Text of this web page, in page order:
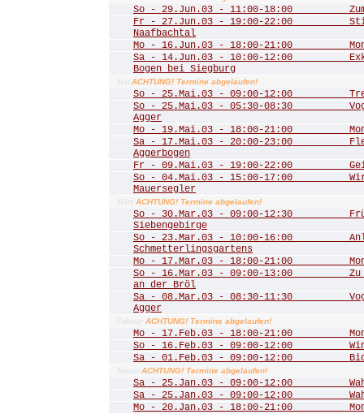
So - 29.Jun.03 - 11:00-18:00 Zum
Fr - 27.Jun.03 - 19:00-22:00
Naafbachtal
Mo - 16.Jun.03 - 18:00-21:00
Sa - 14.Jun.03 - 10:00-12:00
Bogen bei Siegburg
Mai ACHTUNG! Termine abgelaufen!
So - 25.Mai.03 - 09:00-12:00
So - 25.Mai.03 - 05:30-08:30
Agger
Mo - 19.Mai.03 - 18:00-21:00
Sa - 17.Mai.03 - 20:00-23:00
Aggerbogen
Fr - 09.Mai.03 - 19:00-22:00
So - 04.Mai.03 - 15:00-17:00 Wir
Mauersegler
März ACHTUNG! Termine abgelaufen!
So - 30.Mar.03 - 09:00-12:30
Siebengebirge
So - 23.Mar.03 - 10:00-16:00
Schmetterlingsgartens
Mo - 17.Mar.03 - 18:00-21:00
So - 16.Mar.03 - 09:00-13:00 Zu
an der Bröl
Sa - 08.Mar.03 - 08:30-11:30
Agger
Februar ACHTUNG! Termine abgelaufen!
Mo - 17.Feb.03 - 18:00-21:00
So - 16.Feb.03 - 09:00-12:00
Sa - 01.Feb.03 - 09:00-12:00
Januar ACHTUNG! Termine abgelaufen!
Sa - 25.Jan.03 - 09:00-12:00
Sa - 25.Jan.03 - 09:00-12:00
Mo - 20.Jan.03 - 18:00-21:00